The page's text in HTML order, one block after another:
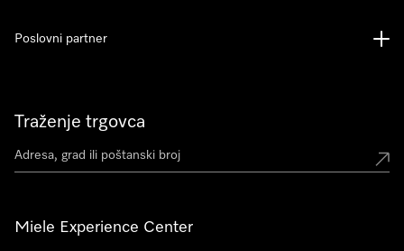
Traženje trgovca
Miele Experience Center
Poslovni partner